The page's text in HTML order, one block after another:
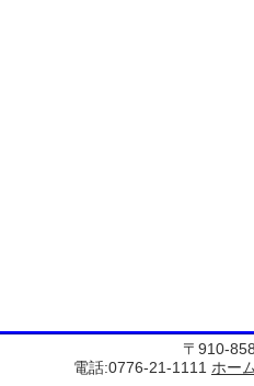
〒910-
電話:0776-21-1111 ホー